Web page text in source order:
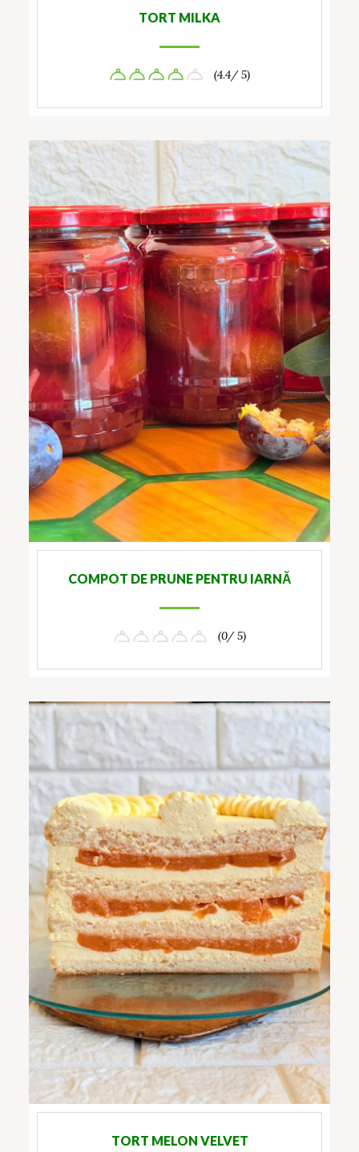
TORT MILKA
(4.4/ 5)
COMPOT DE PRUNE PENTRU IARNĂ
(0/ 5)
TORT MELON VELVET